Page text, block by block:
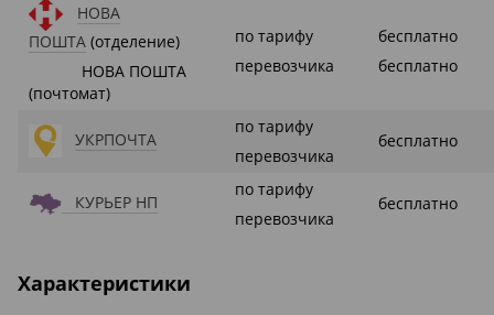
НОВА
ПОШТА (отделение)
НОВА ПОШТА
(почтомат)
по тарифу
перевозчика
бесплатно
бесплатно
УКРПОЧТА
по тарифу
перевозчика
бесплатно
КУРЬЕР НП
по тарифу
перевозчика
бесплатно
Характеристики